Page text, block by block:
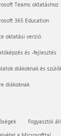
Teams oktatáshoz
365 Education
oktatási verzió
és -fejlesztés
diákoknak és
diákoknak
Fogyasztói